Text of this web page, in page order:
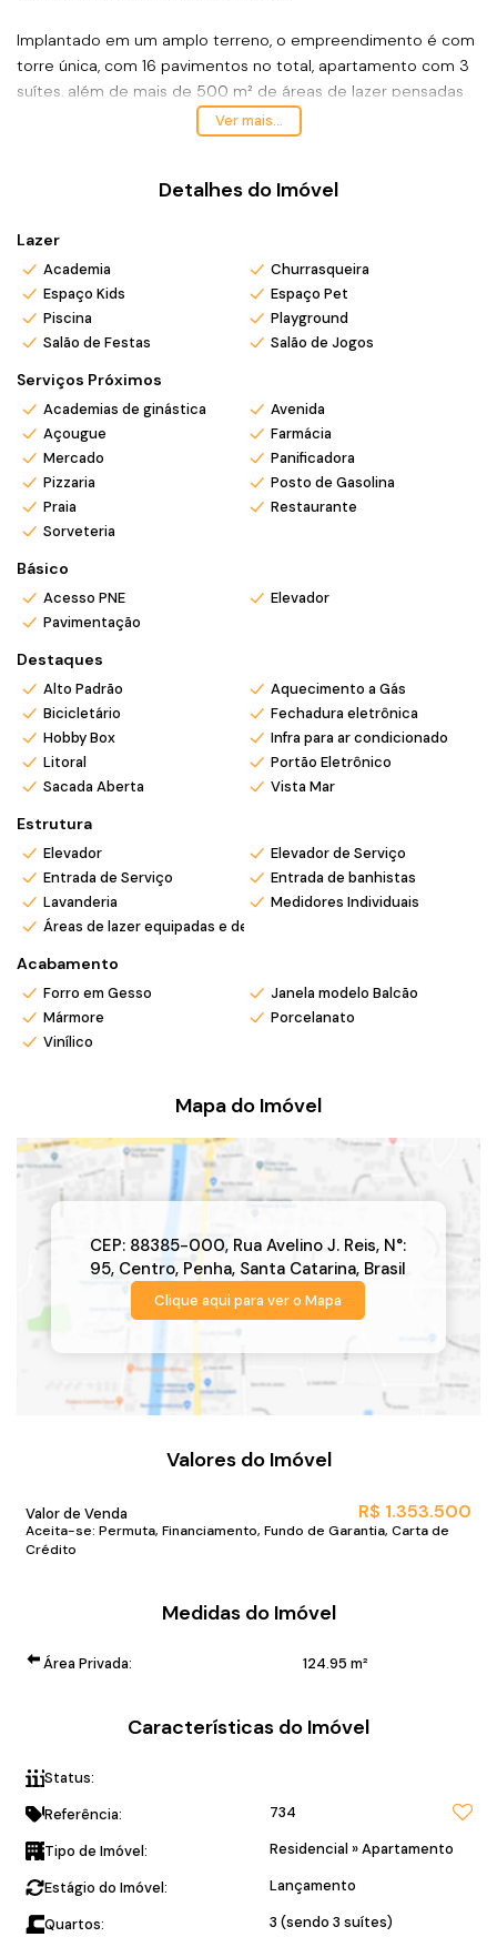
Implantado em um amplo terreno, o empreendimento é com
torre única, com 16 pavimentos no total, apartamento com 3
suítes, além de mais de 500 m² de áreas de lazer pensadas
para toda a família, localizada na cobertura (Rooftop),
iscinas adulto e infantil, espaço gourmet,
diversos ambientes de convivência proporcionam conforto,
Seja para morar, aproveitar momentos em família ou obter
renda com locações de temporada, o Ilha de Capri reúne
localização estratégica, infraestrutura completa e excelente
potencial de rentabilidade em um dos destinos turísticos
mais procurados de Santa Catarina.
*Valor e disponibilidade sujeito a confirmação.
*Atendemos também em finais de semana e feriados com
pré agendamento.
*Ligue ou envie WhatsApp (47) 9 9705-6188. Siga nosso
Instagram @mar_negocios.imobiliarios
Ver mais...
Detalhes do Imóvel
Lazer
Academia
Churrasqueira
Espaço Kids
Espaço Pet
Piscina
Playground
Salão de Festas
Salão de Jogos
Serviços Próximos
Academias de ginástica
Avenida
Açougue
Farmácia
Mercado
Panificadora
Pizzaria
Posto de Gasolina
Praia
Restaurante
Sorveteria
Básico
Acesso PNE
Elevador
Pavimentação
Destaques
Alto Padrão
Aquecimento a Gás
Bicicletário
Fechadura eletrônica
Hobby Box
Infra para ar condicionado
Litoral
Portão Eletrônico
Sacada Aberta
Vista Mar
Estrutura
Elevador
Elevador de Serviço
Entrada de Serviço
Entrada de banhistas
Lavanderia
Medidores Individuais
Áreas de lazer equipadas e decoradas
Acabamento
Forro em Gesso
Janela modelo Balcão
Mármore
Porcelanato
Vinílico
Mapa do Imóvel
CEP: 88385-000, Rua Avelino J. Reis, N°:
95, Centro, Penha, Santa Catarina, Brasil
Clique aqui para ver o Mapa
Valores do Imóvel
R$ 1.353.500
Valor de Venda
Aceita-se: Permuta, Financiamento, Fundo de Garantia, Carta de
Crédito
Medidas do Imóvel
Área Privada: 124.95 m²
Características do Imóvel
Status:
Referência: 734
Tipo de Imóvel: Residencial »Apartamento
Estágio do Imóvel: Lançamento
Quartos: 3 (sendo 3 suítes)